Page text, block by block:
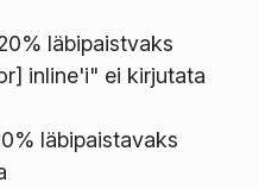
läbipaistvaks
inline'i" ei kirjutata
läbipaistavaks